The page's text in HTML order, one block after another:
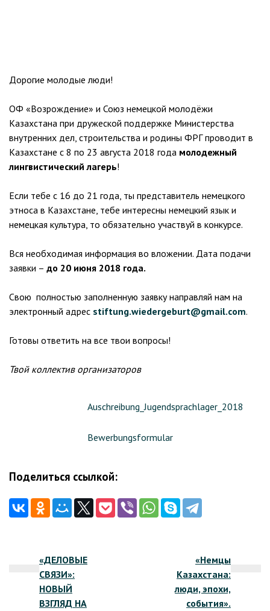
Дорогие молодые люди!
ОФ «Возрождение» и Союз немецкой молодёжи
Казахстана при дружеской поддержке Министерства
внутренних дел, строительства и родины ФРГ проводит в
Казахстане с 8 по 23 августа 2018 года молодежный
лингвистический лагерь!
Если тебе с 16 до 21 года, ты представитель немецкого
этноса в Казахстане, тебе интересны немецкий язык и
немецкая культура, то обязательно участвуй в конкурсе.
Вся необходимая информация во вложении. Дата подачи
заявки – до 20 июня 2018 года.
Свою полностью заполненную заявку направляй нам на
электронный адрес stiftung.wiedergeburt@gmail.com.
Готовы ответить на все твои вопросы!
Твой коллектив организаторов
Auschreibung_Jugendsprachlager_2018
Bewerbungsformular
Поделиться ссылкой:
записям
«ДЕЛОВЫЕ
СВЯЗИ»:
НОВЫЙ
ВЗГЛЯД НА
«Немцы
Казахстана:
люди, эпохи,
события».